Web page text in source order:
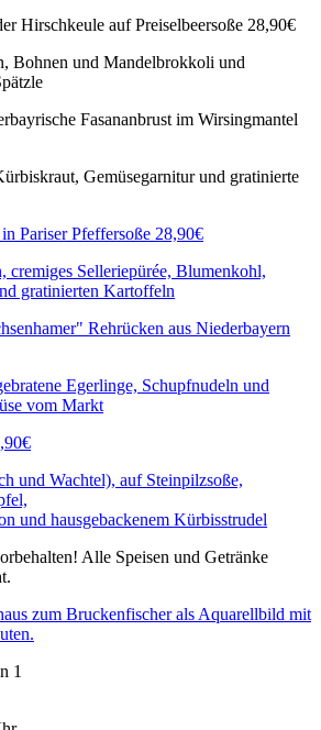
Hirschkeule auf Preiselbeersoße 28,90€
Bohnen und Mandelbrokkoli und
Fasananbrust im Wirsingmantel
Gemüsegarnitur und gratinierte
Pariser Pfeffersoße 28,90€
cremiges Selleriepürée, Blumenkohl,
gratinierten Kartoffeln
Rehrücken aus Niederbayern
Egerlinge, Schupfnudeln und
vom Markt
und Wachtel), auf Steinpilzsoße,
und hausgebackenem Kürbisstrudel
Alle Speisen und Getränke
1